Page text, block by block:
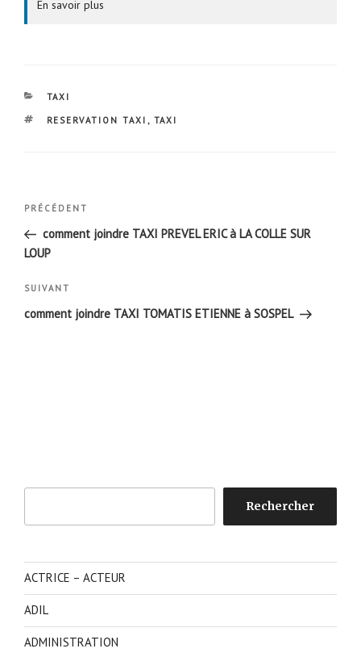
En savoir plus
CATÉGORIES
TAXI
ÉTIQUETTES
RESERVATION TAXI , TAXI
Navigation
l’article
Article
précédent
PRÉCÉDENT
comment joindre TAXI PREVEL ERIC à LA COLLE SUR
LOUP
Article
suivant
SUIVANT
comment joindre TAXI TOMATIS ETIENNE à SOSPEL
Rechercher
ACTRICE – ACTEUR
ADIL
ADMINISTRATION